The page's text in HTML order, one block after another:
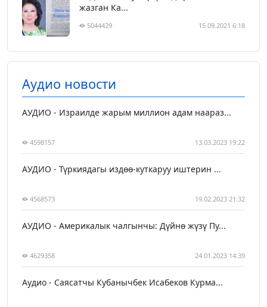
жазган Ка...
5044429 15.09.2021 6:18
Аудио новости
АУДИО - Израилде жарым миллион адам наараз...
4598157 13.03.2023 19:22
АУДИО - Түркиядагы издөө-куткаруу иштерин ...
4568573 19.02.2023 21:32
АУДИО - Америкалык чалгынчы: Дүйнө жүзү Пу...
4629358 24.01.2023 14:39
Аудио - Саясатчы Кубанычбек Исабеков Курма...